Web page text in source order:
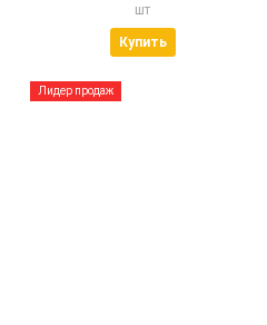
шт
Купить
Лидер продаж